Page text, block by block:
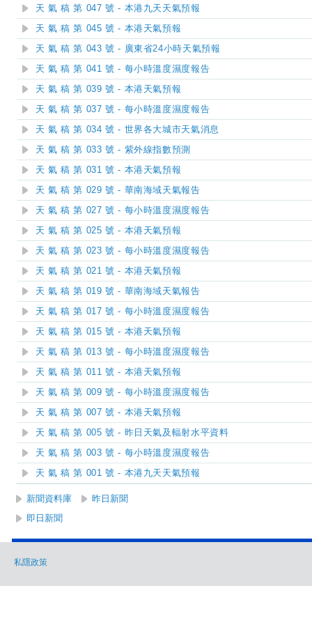
天 氣 稿 第 047 號 - 本港九天天氣預報
天 氣 稿 第 045 號 - 本港天氣預報
天 氣 稿 第 043 號 - 廣東省24小時天氣預報
天 氣 稿 第 041 號 - 每小時溫度濕度報告
天 氣 稿 第 039 號 - 本港天氣預報
天 氣 稿 第 037 號 - 每小時溫度濕度報告
天 氣 稿 第 034 號 - 世界各大城市天氣消息
天 氣 稿 第 033 號 - 紫外線指數預測
天 氣 稿 第 031 號 - 本港天氣預報
天 氣 稿 第 029 號 - 華南海域天氣報告
天 氣 稿 第 027 號 - 每小時溫度濕度報告
天 氣 稿 第 025 號 - 本港天氣預報
天 氣 稿 第 023 號 - 每小時溫度濕度報告
天 氣 稿 第 021 號 - 本港天氣預報
天 氣 稿 第 019 號 - 華南海域天氣報告
天 氣 稿 第 017 號 - 每小時溫度濕度報告
天 氣 稿 第 015 號 - 本港天氣預報
天 氣 稿 第 013 號 - 每小時溫度濕度報告
天 氣 稿 第 011 號 - 本港天氣預報
天 氣 稿 第 009 號 - 每小時溫度濕度報告
天 氣 稿 第 007 號 - 本港天氣預報
天 氣 稿 第 005 號 - 昨日天氣及輻射水平資料
天 氣 稿 第 003 號 - 每小時溫度濕度報告
天 氣 稿 第 001 號 - 本港九天天氣預報
新聞資料庫
昨日新聞
即日新聞
私隱政策